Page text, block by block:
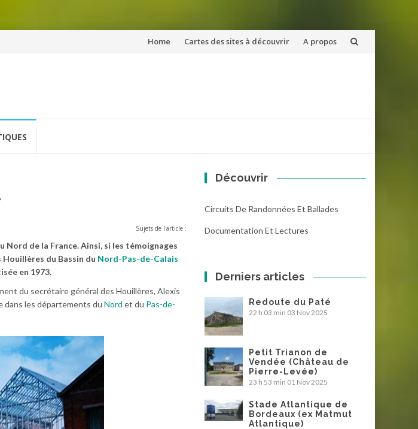
Aller
Home Cartes des sites à découvrir A propos
Sujets de l'article :
Nord de la France. Ainsi, si les témoignages
du Bassin du Nord-Pas-de-Calais
en 1973.
du secrétaire général des Houillères, Alexis
dans les départements du Nord et du Pas-de-
Découvrir
Circuits De Randonnées Et Ballades
Documentation Et Lectures
Derniers articles
Redoute du Paté
22 h 03 min 03 Nov 2025
Petit Trianon de
Vendée (Château de
Pierre-Levée)
23 h 53 min 01 Nov 2025
Stade Atlantique de
Bordeaux (ex Matmut
Atlantique)